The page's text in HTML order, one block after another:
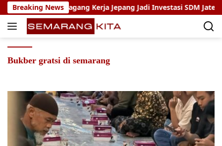
Skip
to
content
Breaking News
Program Magang Kerja Jepang Jadi Investasi SDM Jateng
Bukber gratsi di semarang